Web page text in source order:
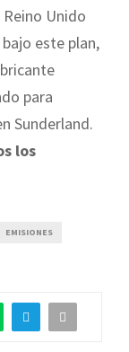
Unido
este plan,
para
Sunderland.
los
EMISIONES